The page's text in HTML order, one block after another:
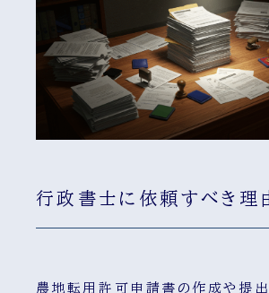
行政書士に依頼すべき理
農地転用許可申請書の作成や提出